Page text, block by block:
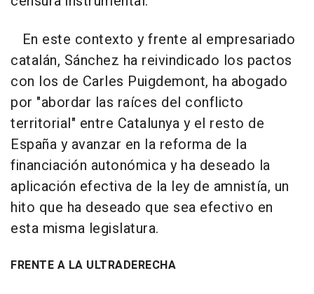
En este contexto y frente al empresariado
catalán, Sánchez ha reivindicado los pactos
con los de Carles Puigdemont, ha abogado
por "abordar las raíces del conflicto
territorial" entre Catalunya y el resto de
España y avanzar en la reforma de la
financiación autonómica y ha deseado la
aplicación efectiva de la ley de amnistía, un
hito que ha deseado que sea efectivo en
esta misma legislatura.
FRENTE A LA ULTRADERECHA